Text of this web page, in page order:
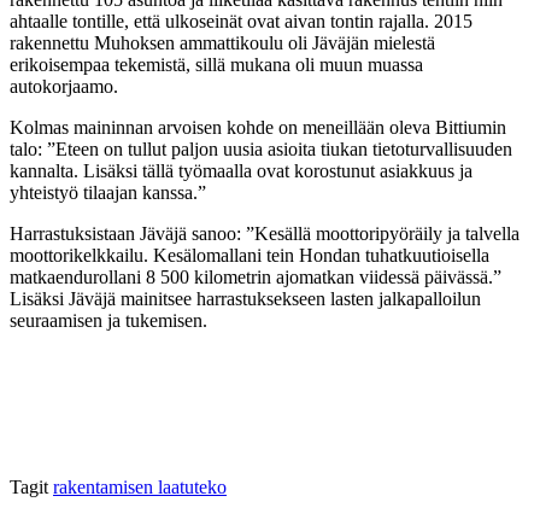
ahtaalle tontille, että ulkoseinät ovat aivan tontin rajalla. 2015
rakennettu Muhoksen ammattikoulu oli Jäväjän mielestä
erikoisempaa tekemistä, sillä mukana oli muun muassa
autokorjaamo.
Kolmas maininnan arvoisen kohde on meneillään oleva Bittiumin
talo: ”Eteen on tullut paljon uusia asioita tiukan tietoturvallisuuden
kannalta. Lisäksi tällä työmaalla ovat korostunut asiakkuus ja
yhteistyö tilaajan kanssa.”
Harrastuksistaan Jäväjä sanoo: ”Kesällä moottoripyöräily ja talvella
moottorikelkkailu. Kesälomallani tein Hondan tuhatkuutioisella
matkaendurollani 8 500 kilometrin ajomatkan viidessä päivässä.”
Lisäksi Jäväjä mainitsee harrastuksekseen lasten jalkapalloilun
seuraamisen ja tukemisen.
Tagit rakentamisen laatuteko